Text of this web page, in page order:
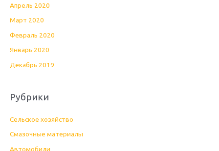
Апрель 2020
Март 2020
Февраль 2020
Январь 2020
Декабрь 2019
Рубрики
Cельское хозяйство
Cмазочные материалы
Автомобили